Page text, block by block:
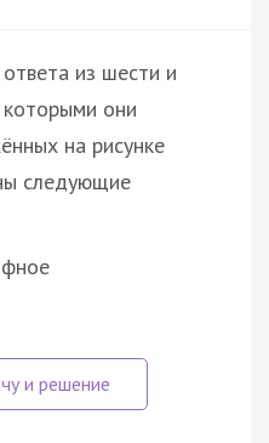
из шести и
они
на рисунке
следующие